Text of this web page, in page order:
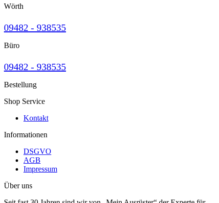
Wörth
09482 - 938535
Büro
09482 - 938535
Bestellung
Shop Service
Kontakt
Informationen
DSGVO
AGB
Impressum
Über uns